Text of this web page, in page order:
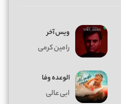
ویس آخر
رامین کرمی
الوعده وفا
ابی عالی